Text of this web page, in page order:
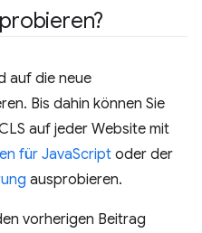
auf die neue
Bis dahin können Sie
auf jeder Website mit
für JavaScript oder der
ausprobieren.
vorherigen Beitrag